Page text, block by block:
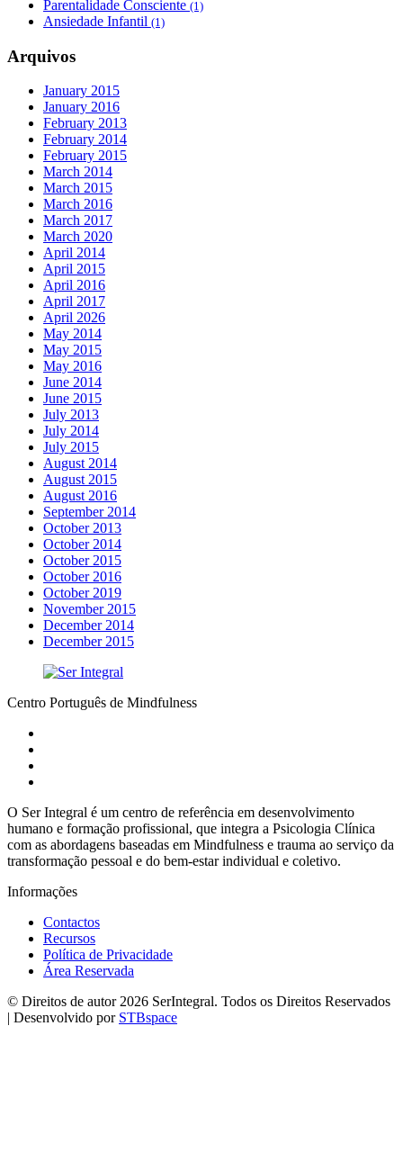
Parentalidade Consciente (1)
Ansiedade Infantil (1)
Arquivos
January 2015
January 2016
February 2013
February 2014
February 2015
March 2014
March 2015
March 2016
March 2017
March 2020
April 2014
April 2015
April 2016
April 2017
April 2026
May 2014
May 2015
May 2016
June 2014
June 2015
July 2013
July 2014
July 2015
August 2014
August 2015
August 2016
September 2014
October 2013
October 2014
October 2015
October 2016
October 2019
November 2015
December 2014
December 2015
Centro Português de Mindfulness
O Ser Integral é um centro de referência em desenvolvimento
humano e formação profissional, que integra a Psicologia Clínica
com as abordagens baseadas em Mindfulness e trauma ao serviço da
transformação pessoal e do bem-estar individual e coletivo.
Informações
Contactos
Recursos
Política de Privacidade
Área Reservada
© Direitos de autor 2026 SerIntegral. Todos os Direitos Reservados
| Desenvolvido por STBspace